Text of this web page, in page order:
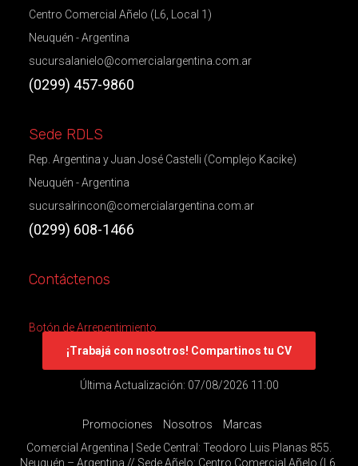
Centro Comercial Añelo (L6, Local 1)
Neuquén - Argentina
sucursalanielo@comercialargentina.com.ar
(0299) 457-9860
Sede RDLS
Rep. Argentina y Juan José Castelli (Complejo Kacike)
Neuquén - Argentina
sucursalrincon@comercialargentina.com.ar
(0299) 608-1466
Contáctenos
Botón de Arrepentimiento
¡Trabajá con nosotros! Compartinos tu CV
Última Actualización: 07/08/2026 11:00
Promociones Nosotros
Marcas
Comercial Argentina | Sede Central: Teodoro Luis Planas 855.
Neuquén – Argentina // Sede Añelo: Centro Comercial Añelo (L6,